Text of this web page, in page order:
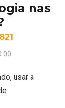
nas
utilizar a
821
usar a